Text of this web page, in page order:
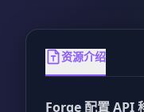
资源介绍
Forge 配置 API